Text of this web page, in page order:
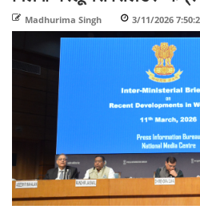
Madhurima Singh 3/11/2026